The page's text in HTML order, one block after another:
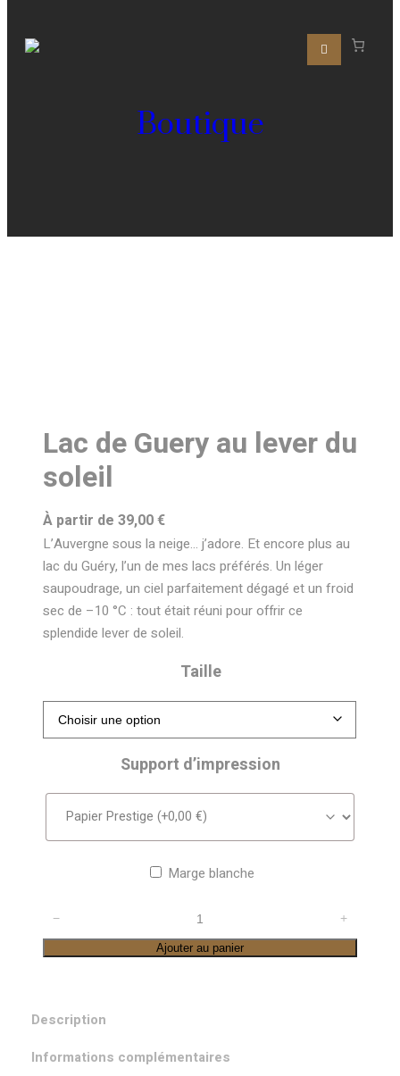
Boutique
Lac de Guery au lever du
soleil
À partir de 39,00€
L’Auvergne sous la neige… j’adore. Et encore plus au
lac du Guéry, l’un de mes lacs préférés. Un léger
saupoudrage, un ciel parfaitement dégagé et un froid
sec de –10 °C : tout était réuni pour offrir ce
splendide lever de soleil.
Taille
Support d’impression
Marge blanche
Lac
au
du
− +
Ajouter au panier
Description
Informations complémentaires